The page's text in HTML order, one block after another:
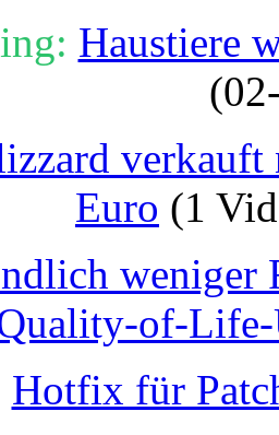
Haustiere
verkauft
Euro (1
weniger
of-Life-
Hotfix für